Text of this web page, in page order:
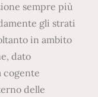
sempre più
gli strati
in ambito
dato
cogente
delle